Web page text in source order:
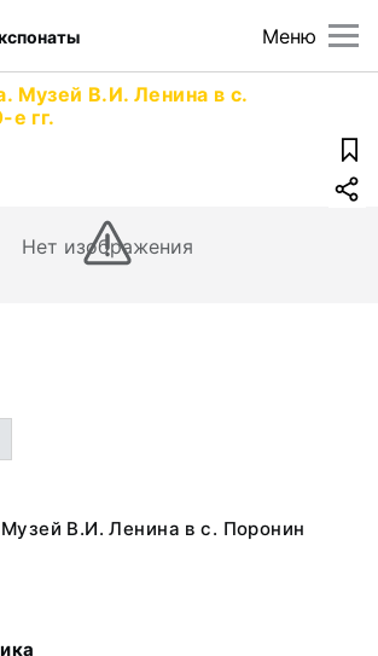
Меню
Музей В.И. Ленина в с.
е гг.
Нет изображения
В.И. Ленина в с. Поронин